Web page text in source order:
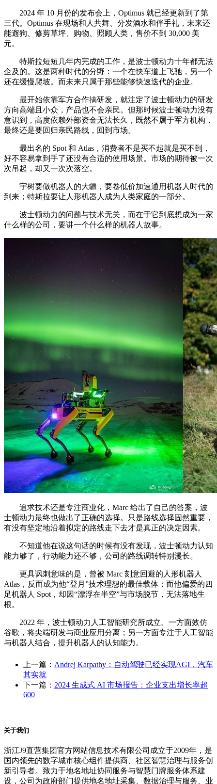
2024 年 10 月份的发布会上，Optimus 就已经更新到了第
三代。Optimus 在现场和人共舞、分发酒水和伴手礼，未来还
能遛狗、修剪草坪、购物、照顾人类，售价不到 30,000 美
元。
特斯拉短短几年内完成的工作，是波士顿动力十年都无法
企及的。这是两种时代的分野：一个在快车道上飞驰，另一个
还在缓慢爬坡。而未来只属于那些能够快速迭代的企业。
最开始依靠军方合作搞研发，就注定了波士顿动力的研发
方向高端且小众，产品也不会亲民。但那时候波士顿动力没有
意识到，高度依赖外部资金无法长久，既然不属于军方机构，
最终还是要回归亲民路线，回到市场。
最出名的 Spot 和 Atlas，消费者不是买不起就是买不到，
好不容易拿到手了还没有合适的使用场景。市场的期待被一次
次吊起，却又一次次落空。
宇树要做机器人的大疆，要卷低价加速通用机器人时代的
到来；特斯拉要让人形机器人成为人类家庭的一部分。
波士顿动力的问题与技术无关，而在于它到底想成为一家
什么样的公司，要讲一个什么样的机器人故事。
追求技术还是专注商业化，Marc 给出了自己的答案，波
士顿动力最终也做出了正确的选择。只是路线选择固然重要，
有没有坚定地沿着拟定的路线走下去才是真正的决定因素。
不知道他在说这句话的时候有没有发现，波士顿动力认知
能力够了，行动能力还不够，公司的路线调转特别漫长。
更具讽刺意味的是，曾被 Marc 刻意回避的人形机器人
Atlas，反而成为他“登月”技术理想的最佳载体；而他偏爱的四
足机器人 Spot，却因“漂浮在半空”与市场脱节，无法落地生
根。
2022 年，波士顿动力人工智能研究所成立。一方面效仿
谷歌，将尖端研发与商业应用分离；另一方面专注于人工智能
与机器人结合，提升机器人的认知能力。
上一篇： Andrej Karpathy：自动驾驶已经实现AGI，汽车
其实就
下一篇： 2024 生成式 AI 市场报告：企业支出增长率超
600
关于我们
浙江J9直营集团官方网站信息技术有限公司成立于2009年，是
国内领先的数字城市核心组件提供商、社区智慧治理与服务创
新引导者。致力于地名地址协同服务与智慧门牌服务体系建
设，公司为政府部门提供地名地址采集、数据治理与服务、业